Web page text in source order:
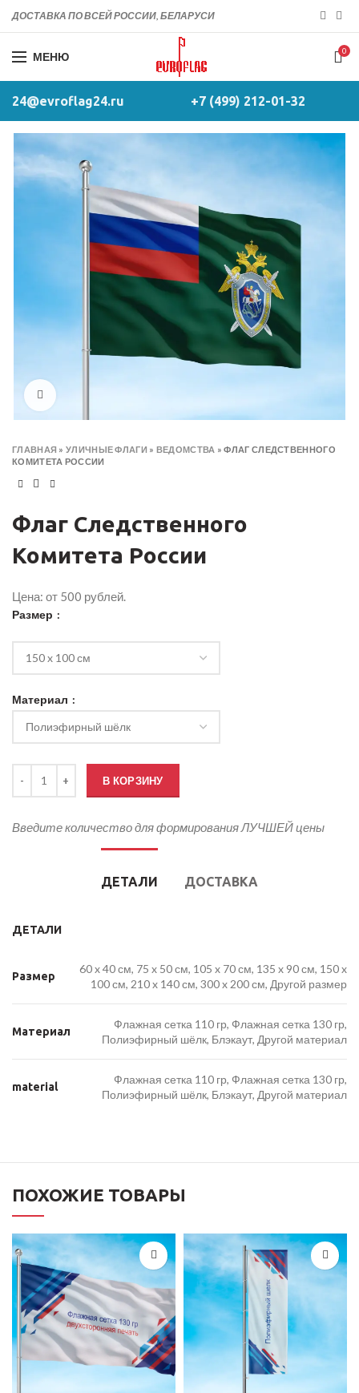
ДОСТАВКА ПО ВСЕЙ РОССИИ, БЕЛАРУСИ
МЕНЮ 0
24@evroflag24.ru +7 (499) 212-01-32
ГЛАВНАЯ »УЛИЧНЫЕ ФЛАГИ » ВЕДОМСТВА »ФЛАГ СЛЕДСТВЕННОГО
КОМИТЕТА РОССИИ
Флаг Следственного
Комитета России
Цена: от 500 рублей.
Размер
Материал
В КОРЗИНУ
Введите количество для формирования ЛУЧШЕЙ цены
ДЕТАЛИ ДОСТАВКА
ДЕТАЛИ
Размер
60 x 40 см, 75 x 50 см, 105 x 70 см, 135 x 90 см, 150 x
100 см, 210 x 140 см, 300 x 200 см, Другой размер
Материал
Флажная сетка 110 гр, Флажная сетка 130 гр,
Полиэфирный шёлк, Блэкаут, Другой материал
material
Флажная сетка 110 гр, Флажная сетка 130 гр,
Полиэфирный шёлк, Блэкаут, Другой материал
ПОХОЖИЕ ТОВАРЫ